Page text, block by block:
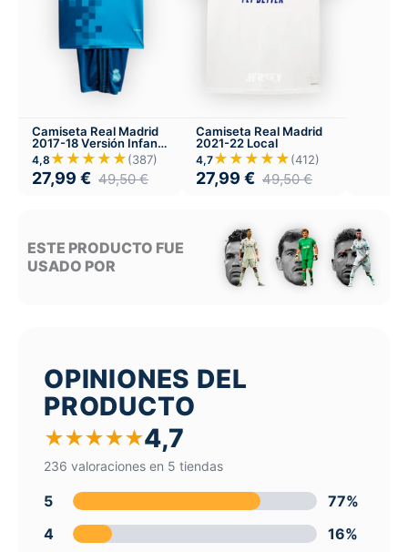
Camiseta Real Madrid
2017-18 Versión Infantil
Tercera
4,8 ★★★★★(387)
27,99 € 49,50€
Camiseta Real Madrid
2021-22 Local
4,7★★★★★(412)
27,99 € 49,50€
ESTE PRODUCTO FUE
USADO POR
OPINIONES DEL
PRODUCTO
★★★★★4,7
236 valoraciones en 5 tiendas
5
77%
4
16%